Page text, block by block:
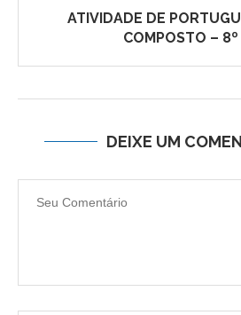
ATIVIDADE DE
COMPOSTO –
DEIXE UM